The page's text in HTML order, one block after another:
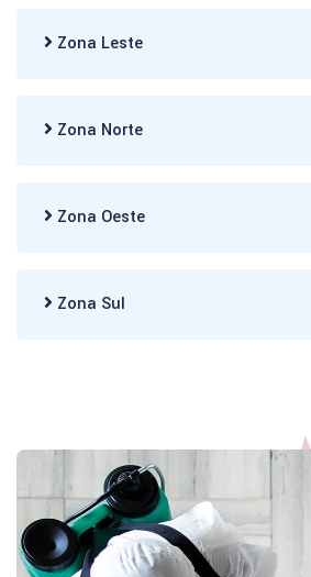
Zona Leste
Zona Norte
Zona Oeste
Zona Sul